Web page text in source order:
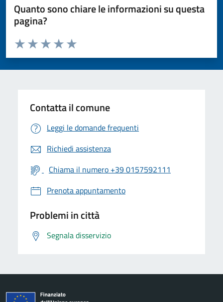
Quanto sono chiare le informazioni su questa
pagina?
Valuta da 1 a 5 stelle la pagina
Valuta 5 stelle su 5
Valuta 4 stelle su 5
Valuta 3 stelle su 5
Valuta 2 stelle su 5
Valuta 1 stelle su 5
Contatta il comune
Leggi le domande frequenti
Richiedi assistenza
Chiama il numero +39 0157592111
Prenota appuntamento
Problemi in città
Segnala disservizio